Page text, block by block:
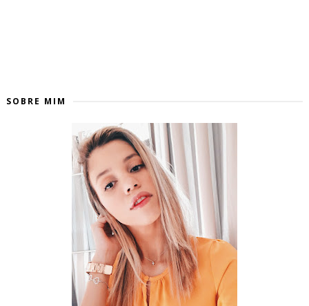
SOBRE MIM